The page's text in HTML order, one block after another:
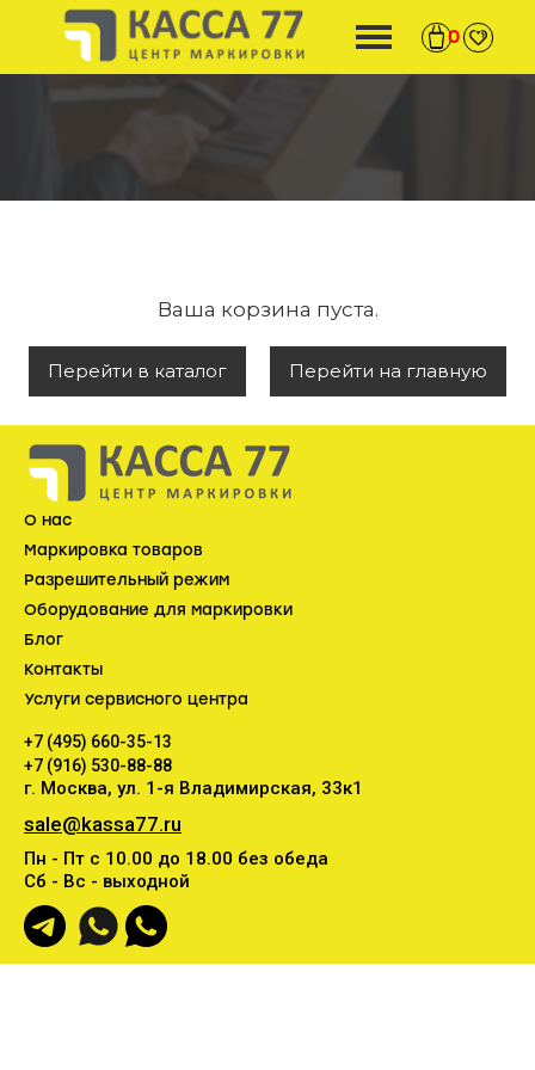
0
Ваша корзина пуста.
Перейти в каталог Перейти на главную
О нас
Маркировка товаров
Разрешительный режим
Оборудование для маркировки
Блог
Контакты
Услуги сервисного центра
+7 (495) 660-35-13
+7 (916) 530-88-88
г. Москва, ул. 1-я Владимирская, 33к1
sale@kassa77.ru
Пн - Пт с 10.00 до 18.00 без обеда
Сб - Вс - выходной